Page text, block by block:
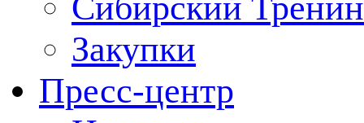
Закупки
Пресс-центр